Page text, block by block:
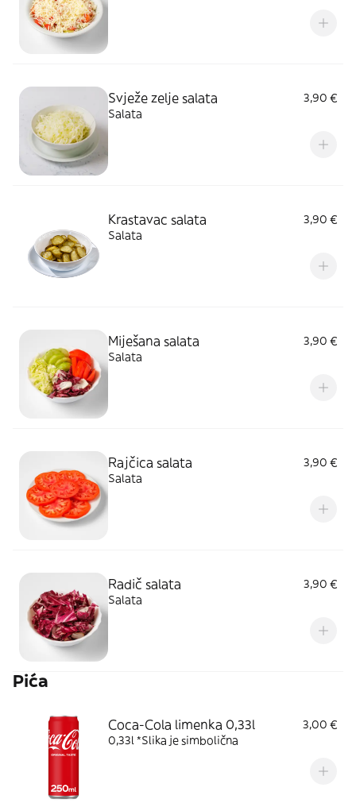
Svježe zelje salata
3,90 €
Salata
Krastavac salata
3,90 €
Salata
Miješana salata
3,90 €
Salata
Rajčica salata
3,90 €
Salata
Radič salata
3,90 €
Salata
Pića
Coca-Cola limenka 0,33l
3,00 €
0,33l *Slika je simbolična